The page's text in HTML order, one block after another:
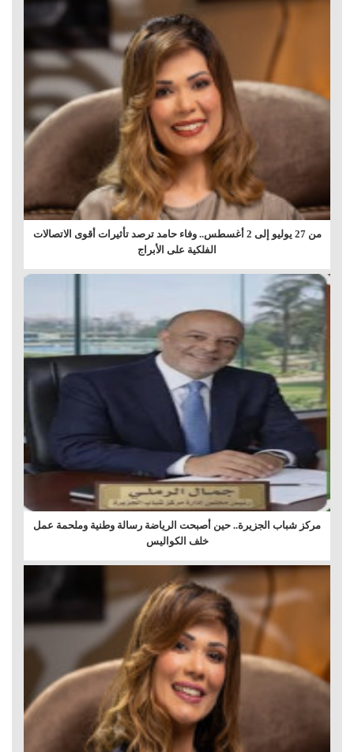
من 27 يوليو إلى 2 أغسطس.. وفاء حامد ترصد تأثيرات أقوى الاتصالات
الفلكية على الأبراج
مركز شباب الجزيرة.. حين أصبحت الرياضة رسالة وطنية وملحمة عمل
خلف الكواليس